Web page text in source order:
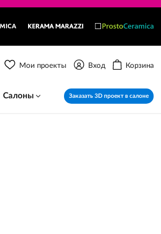
Мои проекты Вход Корзина
Салоны Заказать 3D проект в салоне